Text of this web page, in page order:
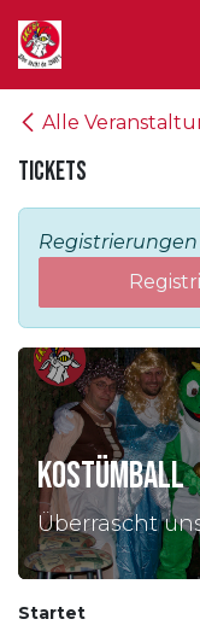
Alle
Tickets
KOSTÜMBALL
Überrascht
Startet